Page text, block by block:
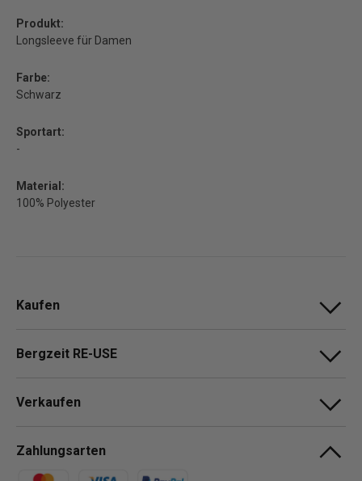
Produkt:
Longsleeve für Damen
Farbe:
Schwarz
Sportart:
-
Material:
100% Polyester
Kaufen
Bergzeit RE-USE
Verkaufen
Zahlungsarten
Zahlungsmethoden